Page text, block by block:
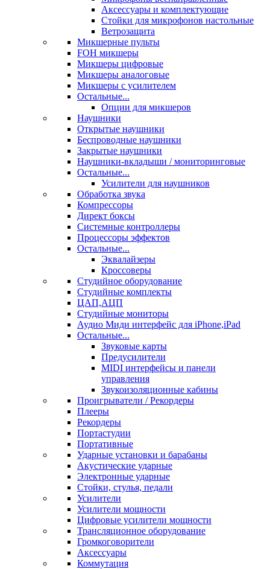
Аксессуары и комплектующие
Стойки для микрофонов настольные
Ветрозащита
Микшерные пульты
FOH микшеры
Микшеры цифровые
Микшеры аналоговые
Микшеры с усилителем
Остальные...
Опции для микшеров
Наушники
Открытые наушники
Беспроводные наушники
Закрытые наушники
Наушники-вкладыши / мониторинговые
Остальные...
Усилители для наушников
Обработка звука
Компрессоры
Директ боксы
Системные контроллеры
Процессоры эффектов
Остальные...
Эквалайзеры
Кроссоверы
Студийное оборудование
Студийные комплекты
ЦАП,АЦП
Студийные мониторы
Аудио Миди интерфейс для iPhone,iPad
Остальные...
Звуковые карты
Предусилители
MIDI интерфейсы и панели
управления
Звукоизоляционные кабины
Проигрыватели / Рекордеры
Плееры
Рекордеры
Портастудии
Портативные
Ударные установки и барабаны
Акустические ударные
Электронные ударные
Стойки, стулья, педали
Усилители
Усилители мощности
Цифровые усилители мощности
Трансляционное оборудование
Громкоговорители
Аксессуары
Коммутация